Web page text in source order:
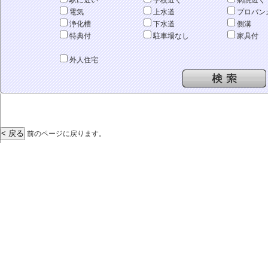
電気
上水道
プロパン
浄化槽
下水道
側溝
特典付
駐車場なし 家具付
外人住宅
前のページに戻ります。